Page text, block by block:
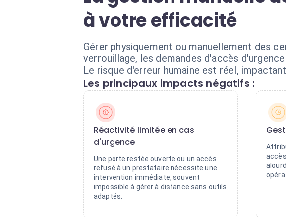
à votre efficacité
Gérer physiquement ou manuellement des
verrouillage, les demandes d'accès
Le risque d'erreur humaine est réel,
Les principaux impacts négatifs :
Réactivité limitée en cas
d'urgence
Une porte restée ouverte ou un accès
refusé à un prestataire nécessite une
intervention immédiate, souvent
impossible à gérer à distance sans outils
adaptés.